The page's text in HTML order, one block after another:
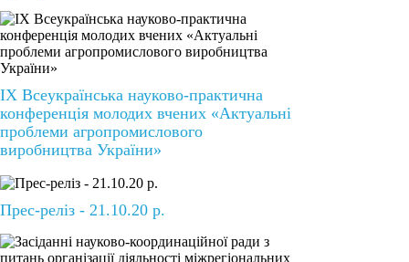
ІХ Всеукраїнська науково-практична
конференція молодих вчених «Актуальні
проблеми агропромислового
виробництва України»
Прес-реліз - 21.10.20 р.